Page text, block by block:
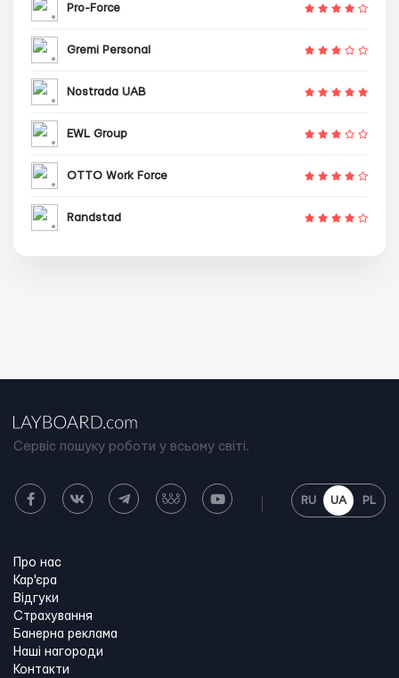
Pro-Force
Gremi Personal
Nostrada UAB
EWL Group
OTTO Work Force
Randstad
Сервіс пошуку роботи у всьому світі.
RU UA PL
Про нас
Кар'єра
Відгуки
Страхування
Банерна реклама
Наші нагороди
Контакти